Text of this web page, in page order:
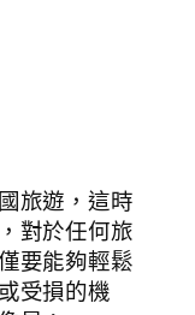
旅遊，這時
對於任何旅
要能夠輕鬆
受損的機